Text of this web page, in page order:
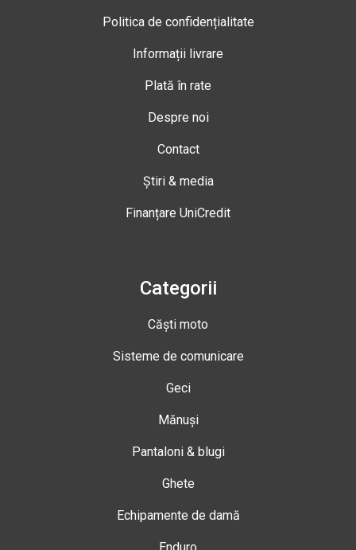
Politica de confidențialitate
Informații livrare
Plată în rate
Despre noi
Contact
Știri & media
Finanțare UniCredit
Categorii
Căști moto
Sisteme de comunicare
Geci
Mănuși
Pantaloni & blugi
Ghete
Echipamente de damă